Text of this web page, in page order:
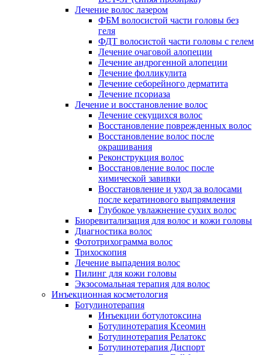
Лечение волос лазером
ФБМ волосистой части головы без
геля
ФДТ волосистой части головы с гелем
Лечение очаговой алопеции
Лечение андрогенной алопеции
Лечение фолликулита
Лечение себорейного дерматита
Лечение псориаза
Лечение и восстановление волос
Лечение секущихся волос
Восстановление поврежденных волос
Восстановление волос после
окрашивания
Реконструкция волос
Восстановление волос после
химической завивки
Восстановление и уход за волосами
после кератинового выпрямления
Глубокое увлажнение сухих волос
Биоревитализация для волос и кожи головы
Диагностика волос
Фототрихограмма волос
Трихоскопия
Лечение выпадения волос
Пилинг для кожи головы
Экзосомальная терапия для волос
Инъекционная косметология
Ботулинотерапия
Инъекции ботулотоксина
Ботулинотерапия Ксеомин
Ботулинотерапия Релатокс
Ботулинотерапия Диспорт